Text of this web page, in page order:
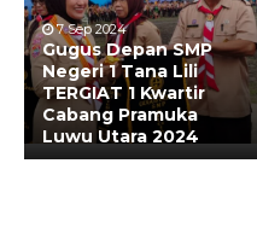
7 Sep 2024
Gugus Depan SMP
Negeri 1 Tana Lili
TERGIAT 1 Kwartir
Cabang Pramuka
Luwu Utara 2024